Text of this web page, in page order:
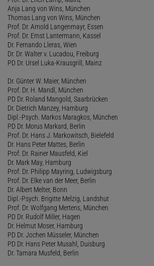
Anja Lang von Wins, München
Thomas Lang von Wins, München
Prof. Dr. Arnold Langenmayr, Essen
Prof. Dr. Ernst Lantermann, Kassel
Dr. Fernando Lleras, Wien
Dr. Dr. Walter v. Lucadou, Freiburg
PD Dr. Ursel Luka-Krausgrill, Mainz
Dr. Günter W. Maier, München
Prof. Dr. H. Mandl, München
PD Dr. Roland Mangold, Saarbrücken
Dr. Dietrich Manzey, Hamburg
Dipl.-Psych. Markos Maragkos, München
PD Dr. Morus Markard, Berlin
Prof. Dr. Hans J. Markowitsch, Bielefeld
Dr. Hans Peter Mattes, Berlin
Prof. Dr. Rainer Mausfeld, Kiel
Dr. Mark May, Hamburg
Prof. Dr. Philipp Mayring, Ludwigsburg
Prof. Dr. Elke van der Meer, Berlin
Dr. Albert Melter, Bonn
Dipl.-Psych. Brigitte Melzig, Landshut
Prof. Dr. Wolfgang Mertens, München
PD Dr. Rudolf Miller, Hagen
Dr. Helmut Moser, Hamburg
PD Dr. Jochen Müsseler, München
PD Dr. Hans Peter Musahl, Duisburg
Dr. Tamara Musfeld, Berlin